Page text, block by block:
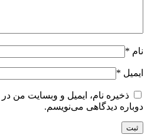
نام *
ایمیل *
ذخیره نام، ایمیل و وبسایت من
دوباره دیدگاهی می‌نویسم.